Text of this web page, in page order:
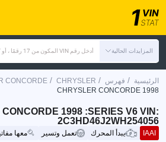
المزايدات الحالية أدخل رقم VIN المكون من 17 رقمًا ، أو LOT أو Make Model Year
الرئيسية / فهرس /
CHRYSLER
/
CONCORDE
CHRYSLER CONCORDE 1998
1998 :SERIES V6 VIN:
2C3HD46J2WH254056
IAAI يبدأ المحرك تعمل وتسير معها